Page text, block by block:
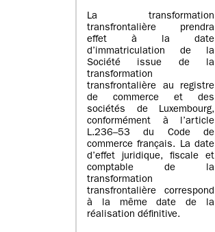
La transformation
transfrontalière prendra
effet à la date
d’immatriculation de la
Société issue de la
transformation
transfrontalière au registre
de commerce et des
sociétés de Luxembourg,
conformément à l’article
L.236–53 du Code de
commerce français. La date
d’effet juridique, fiscale et
comptable de la
transformation
transfrontalière correspond
à la même date de la
réalisation définitive.